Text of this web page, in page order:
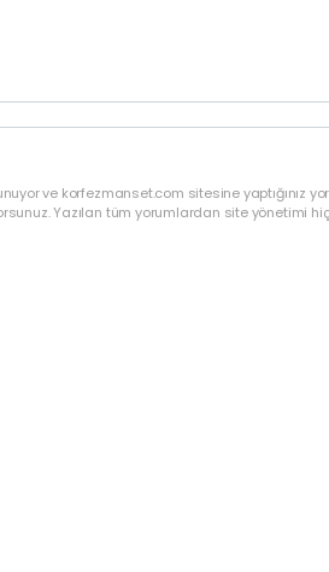
ve korfezmanset.com sitesine yaptığınız
Yazılan tüm yorumlardan site yönetimi